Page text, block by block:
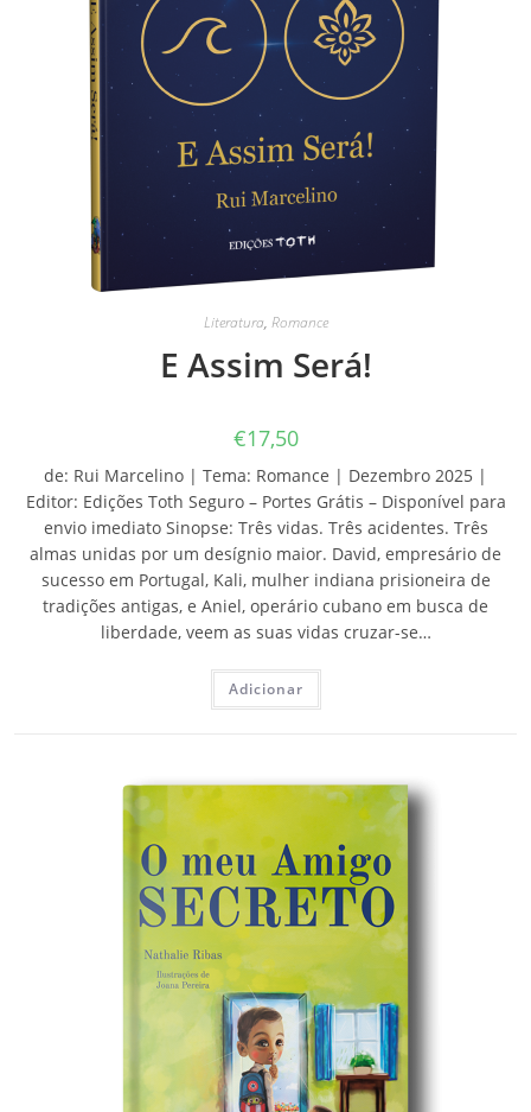
Literatura, Romance
E Assim Será!
€17,50
de: Rui Marcelino | Tema: Romance | Dezembro 2025 |
Editor: Edições Toth Seguro – Portes Grátis – Disponível para
envio imediato Sinopse: Três vidas. Três acidentes. Três
almas unidas por um desígnio maior. David, empresário de
sucesso em Portugal, Kali, mulher indiana prisioneira de
tradições antigas, e Aniel, operário cubano em busca de
liberdade, veem as suas vidas cruzar-se…
Adicionar